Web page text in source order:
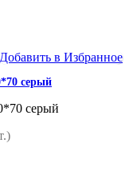
Добавить в Избранное
серый
серый